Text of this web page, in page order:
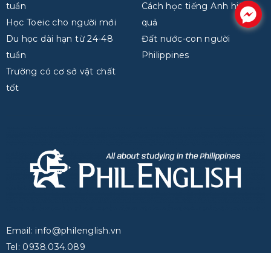
tuần
Học Toeic cho người mới
Du học dài hạn từ 24-48
tuần
Trường có cơ sở vật chất
tốt
Cách học tiếng Anh hiệu
quả
Đất nước-con người
Philippines
Email: info@philenglish.vn
Tel: 0938.034.089
.